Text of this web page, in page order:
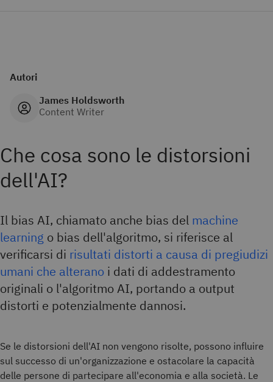
Autori
James Holdsworth
Content Writer
Che cosa sono le distorsioni
dell'AI?
Il bias AI, chiamato anche bias del machine
learning o bias dell'algoritmo, si riferisce al
verificarsi di risultati distorti a causa di pregiudizi
umani che alterano i dati di addestramento
originali o l'algoritmo AI, portando a output
distorti e potenzialmente dannosi.
Se le distorsioni dell'AI non vengono risolte, possono influire
sul successo di un'organizzazione e ostacolare la capacità
delle persone di partecipare all'economia e alla società. Le